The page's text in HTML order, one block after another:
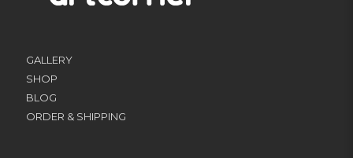
GALLERY
SHOP
BLOG
ORDER & SHIPPING